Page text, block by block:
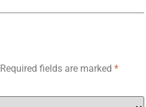
Required fields are marked*